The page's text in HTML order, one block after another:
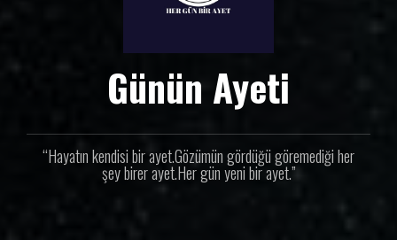
Günün Ayeti
“Hayatın kendisi bir ayet.Gözümün gördüğü göremediği her
şey birer ayet.Her gün yeni bir ayet.”